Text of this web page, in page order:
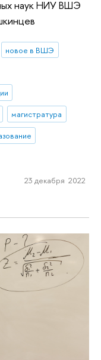
наук НИУ ВШЭ
новое в ВШЭ
магистратура
23 декабря 2022